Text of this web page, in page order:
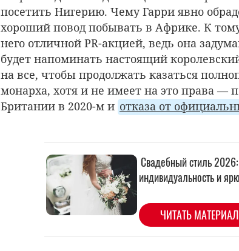
посетить Нигерию. Чему Гарри явно
хороший повод побывать в Африке. К
него отличной PR-акцией, ведь она
будет напоминать настоящий
на все, чтобы продолжать казаться
монарха, хотя и не имеет на это права —
Британии в 2020-м и отказа от